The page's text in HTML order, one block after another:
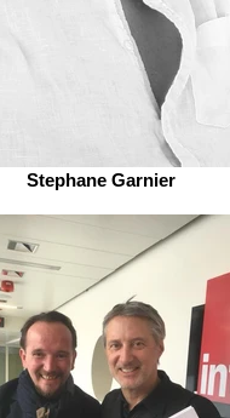
Stephane Garnier